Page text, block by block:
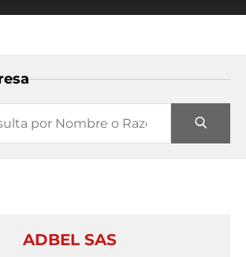
ADBEL SAS